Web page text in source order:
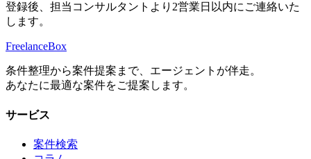
登録後、担当コンサルタントより2営業日以内にご連絡いた
します。
FreelanceBox
条件整理から案件提案まで、エージェントが伴走。
あなたに最適な案件をご提案します。
サービス
案件検索